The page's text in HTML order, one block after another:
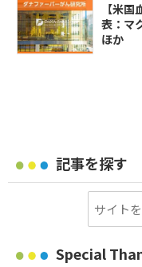
【米
表：マ
ほか
記事を探す
Special